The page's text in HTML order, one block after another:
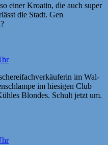
einer Kroatin, die auch super
die Stadt. Gen
im Wal-
im hiesigen Club
Blondes. Schult jetzt um.